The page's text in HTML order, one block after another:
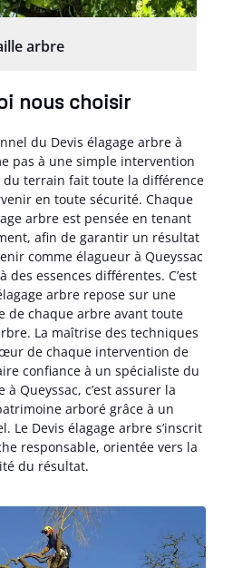
arbre
nous choisir
du Devis élagage arbre à
pas à une simple intervention
du terrain fait toute la différence
en toute sécurité. Chaque
arbre est pensée en tenant
afin de garantir un résultat
comme élagueur à Queyssac
des essences différentes. C’est
arbre repose sur une
de chaque arbre avant toute
La maîtrise des techniques
de chaque intervention de
confiance à un spécialiste du
à Queyssac, c’est assurer la
arboré grâce à un
Le Devis élagage arbre s’inscrit
responsable, orientée vers la
du résultat.